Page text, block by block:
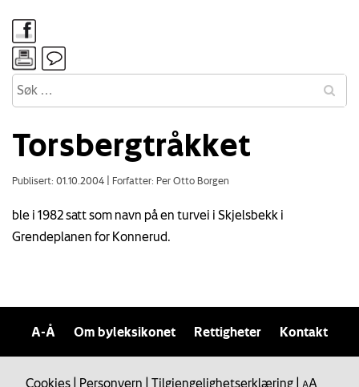
Torsbergtråkket
Publisert: 01.10.2004 Forfatter: Per Otto Borgen
ble i 1982 satt som navn på en turvei i Skjelsbekk i
Grendeplanen for Konnerud.
A-Å Om byleksikonet Rettigheter Kontakt
Cookies Personvern Tilgjengelighetserklæring AA